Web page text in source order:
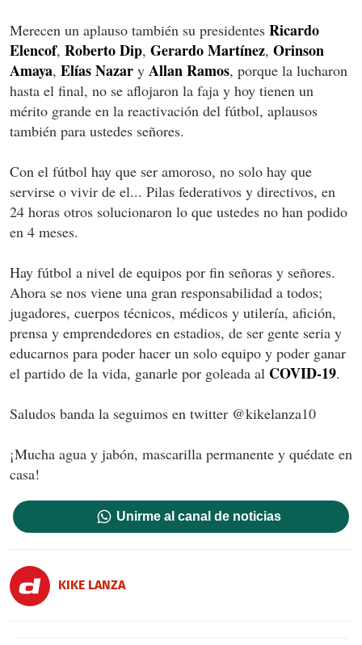
Merecen un aplauso también su presidentes Ricardo
Elencof, Roberto Dip, Gerardo Martínez, Orinson
Amaya, Elías Nazar y Allan Ramos, porque la lucharon
hasta el final, no se aflojaron la faja y hoy tienen un
mérito grande en la reactivación del fútbol, aplausos
también para ustedes señores.
Con el fútbol hay que ser amoroso, no solo hay que
servirse o vivir de el... Pilas federativos y directivos, en
24 horas otros solucionaron lo que ustedes no han podido
en 4 meses.
Hay fútbol a nivel de equipos por fin señoras y señores.
Ahora se nos viene una gran responsabilidad a todos;
jugadores, cuerpos técnicos, médicos y utilería, afición,
prensa y emprendedores en estadios, de ser gente seria y
educarnos para poder hacer un solo equipo y poder ganar
el partido de la vida, ganarle por goleada al COVID-19.
Saludos banda la seguimos en twitter @kikelanza10
¡Mucha agua y jabón, mascarilla permanente y quédate en
casa!
Unirme al canal de noticias
KIKE LANZA